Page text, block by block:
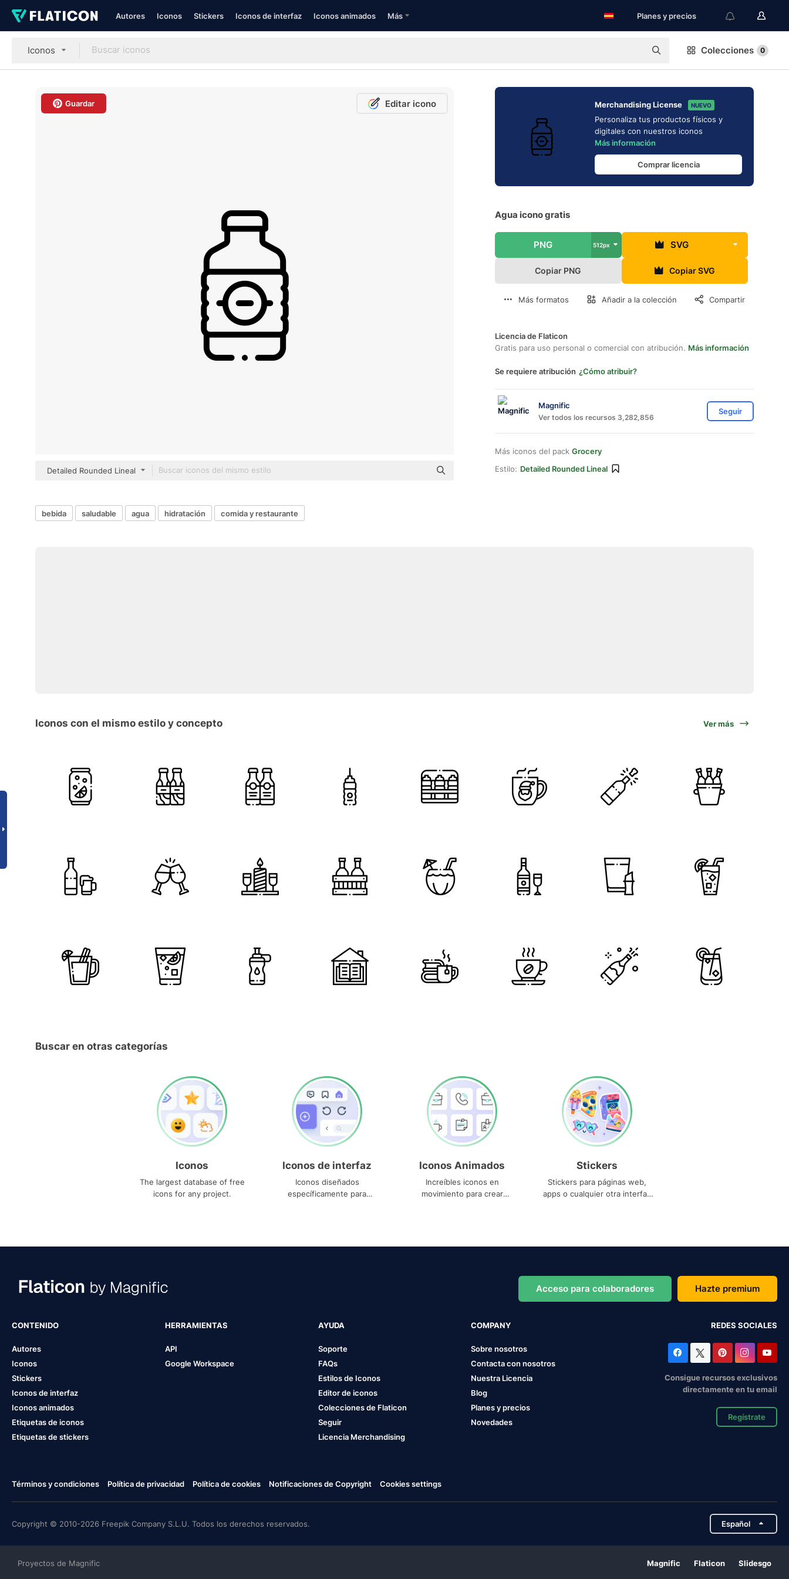
Autores Iconos Stickers Iconos de interfaz Iconos animados Más Planes y precios
Iconos Colecciones 0
Guardar Editar icono
Detailed Rounded Lineal
Merchandising License NUEVO
Personaliza tus productos físicos y
digitales con nuestros iconos
Más información
Comprar licencia
Agua icono gratis
PNG 512px SVG
Copiar PNG Copiar SVG
Más formatos Añadir a la colección Compartir
Licencia de Flaticon
Gratis para uso personal o comercial con atribución. Más información
Se requiere atribución ¿Cómo atribuir?
Magnific
Ver todos los recursos 3,282,856
Seguir
Más iconos del pack Grocery
Estilo: Detailed Rounded Lineal
bebida saludable agua hidratación comida y restaurante
Iconos con el mismo estilo y concepto Ver más
Buscar en otras categorías
Iconos
The largest database of free
icons for any project.
Iconos de interfaz
Iconos diseñados
específicamente para
Iconos Animados
Increíbles iconos en
movimiento para crear
Stickers
Stickers para páginas web,
apps o cualquier otra interfaz
Acceso para colaboradores Hazte premium
CONTENIDO
Autores
Iconos
Stickers
Iconos de interfaz
Iconos animados
Etiquetas de iconos
Etiquetas de stickers
HERRAMIENTAS
API
Google Workspace
AYUDA
Soporte
FAQs
Estilos de Iconos
Editor de iconos
Colecciones de Flaticon
Seguir
Licencia Merchandising
COMPANY
Sobre nosotros
Contacta con nosotros
Nuestra Licencia
Blog
Planes y precios
Novedades
REDES SOCIALES
Consigue recursos exclusivos
directamente en tu email
Regístrate
Términos y condiciones Política de privacidad Política de cookies Notificaciones de Copyright Cookies settings
Copyright © 2010-2026 Freepik Company S.L.U. Todos los derechos reservados. Español
Proyectos de Magnific Magnific Flaticon Slidesgo